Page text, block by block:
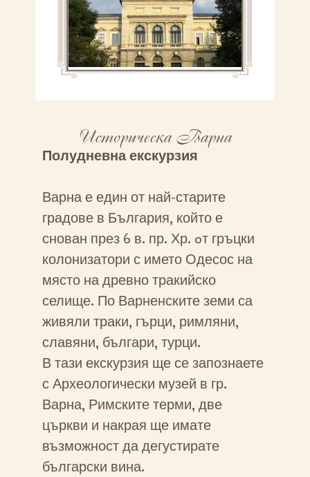
Историческа Варна
Полудневна екскурзия
Варна е един от най-старите
градове в България, който е
снован през 6 в. пр. Хр. oт гръцки
колонизатори с името Одесос на
място на древно тракийско
селище. По Варненските земи са
живяли траки, гърци, римляни,
славяни, българи, турци.
В тази екскурзия ще се запознаете
с Археологически музей в гр.
Варна, Римските терми, две
църкви и накрая ще имате
възможност да дегустирате
български вина.